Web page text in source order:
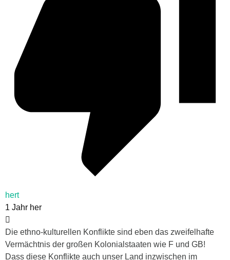
hert
1 Jahr her
Die ethno-kulturellen Konflikte sind eben das zweifelhafte
Vermächtnis der großen Kolonialstaaten wie F und GB!
Dass diese Konflikte auch unser Land inzwischen im